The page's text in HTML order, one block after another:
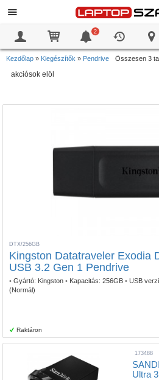
2
Kezdőlap » Kiegészítők » Pendrive Összesen 3
Raktáron
DTX/256GB
Kingston Datatraveler Exodia
USB 3.2 Gen 1 Pendrive
• Gyártó: Kingston • Kapacitás: 256GB • USB
(Normál)
173488
Ultra